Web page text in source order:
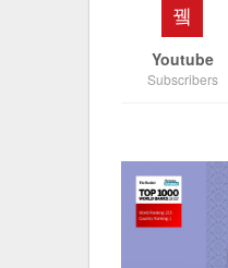
Youtube
Subscribers